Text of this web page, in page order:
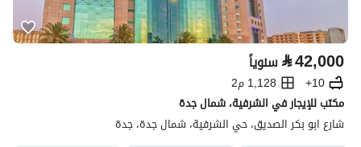
⃁42,000 سنوياً
10+
1,128 م2
مكتب للإيجار في الشرفية، شمال جدة
شارع ابو بكر الصديق، حي الشرفية، شمال جدة، جدة